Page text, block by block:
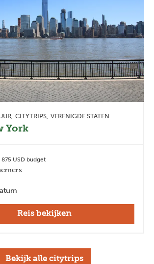
CITYTRIPS VERENIGDE STATEN
York
875 USD budget
Reis bekijken
Bekijk alle citytrips